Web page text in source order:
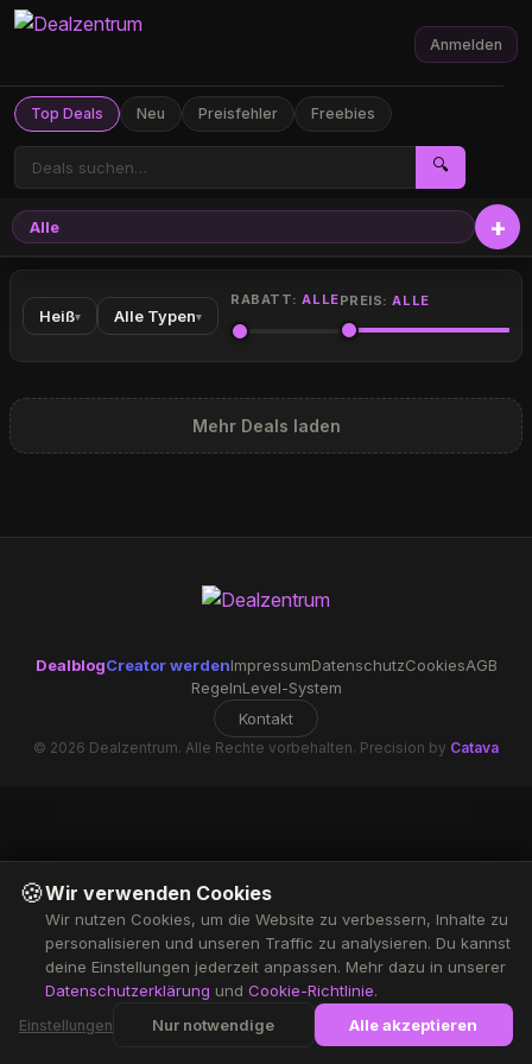
Top Deals Neu Preisfehler Freebies
🔍
Anmelden
Alle
Heiß▾ Alle Typen▾
RABATT:ALLEPREIS:ALLE
Mehr Deals laden
DealblogCreator werdenImpressumDatenschutzCookiesAGB
RegelnLevel-System
Kontakt
© 2026 Dealzentrum. Alle Rechte vorbehalten. Precision by Catava
🍪Wir verwenden Cookies
Wir nutzen Cookies, um die Website zu verbessern, Inhalte zu
personalisieren und unseren Traffic zu analysieren. Du kannst
deine Einstellungen jederzeit anpassen. Mehr dazu in unserer
Datenschutzerklärung und Cookie-Richtlinie.
Einstellungen Nur notwendige Alle akzeptieren